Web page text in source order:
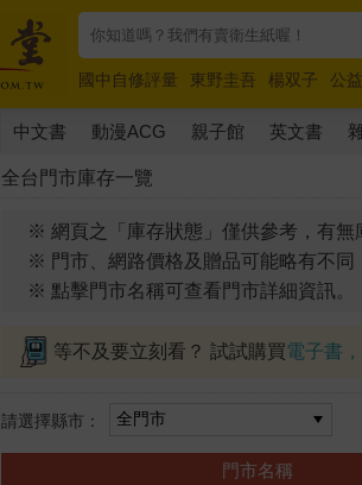
國中自修評量 東野圭吾 楊双子 公
唯紅花綻放
奧德賽 路邊攤新作 馬
中文書 動漫ACG 親子館 英文書
全台門市庫存一覽
※ 網頁之「庫存狀態」僅供參考，有無
※ 門市、網路價格及贈品可能略有不同
※ 點擊門市名稱可查看門市詳細資訊。
等不及要立刻看？ 試試購買電子書
請選擇縣市：
門市名稱